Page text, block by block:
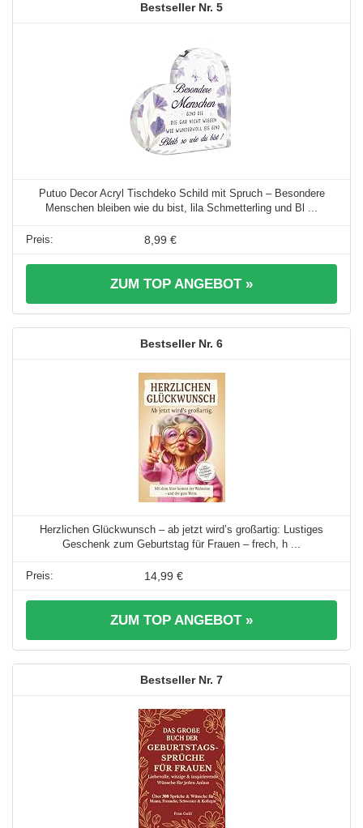
5
Putuo Decor Acryl Tischdeko Schild mit Spruch – Besondere
Menschen bleiben wie du bist, lila Schmetterling und Bl ...
8,99 €
ZUM TOP ANGEBOT »
6
Herzlichen Glückwunsch – ab jetzt wird’s großartig: Lustiges
Geschenk zum Geburtstag für Frauen – frech, h ...
14,99 €
ZUM TOP ANGEBOT »
7